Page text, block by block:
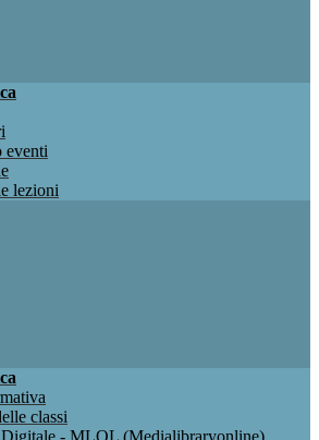
eventi
lezioni
classi